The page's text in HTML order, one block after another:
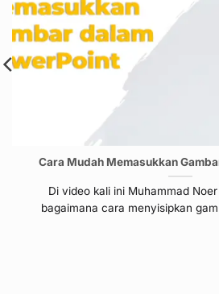
Cara Mudah Memasukkan
Di video kali ini Muhammad
bagaimana cara menyisipkan